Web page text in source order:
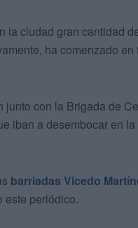
la ciudad gran cantidad
ha comenzado
con la Brigada de
iban a desembocar en
barriadas Vicedo
este periódico.